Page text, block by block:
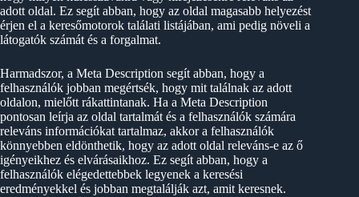
adott oldal. Ez segít abban, hogy az oldal magasabb helyezést
érjen el a keresőmotorok találati listájában, ami pedig növeli a
látogatók számát és a forgalmat.
Harmadszor, a Meta Description segít abban, hogy a
felhasználók jobban megértsék, hogy mit találnak az adott
oldalon, mielőtt rákattintanak. Ha a Meta Description
pontosan leírja az oldal tartalmát és a felhasználók számára
releváns információkat tartalmaz, akkor a felhasználók
könnyebben eldönthetik, hogy az adott oldal releváns-e az ő
igényeikhez és elvárásaikhoz. Ez segít abban, hogy a
felhasználók elégedettebbek legyenek a keresési
eredményekkel és jobban megtalálják azt, amit keresnek.